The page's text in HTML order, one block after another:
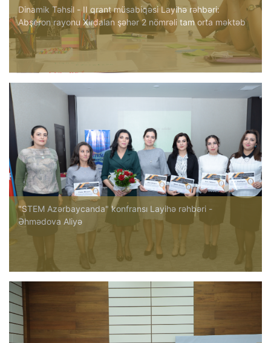
Dinamik Təhsil - II qrant müsabiqəsi Layihə rəhbəri:
Abşeron rayonu Xırdalan şəhər 2 nömrəli tam orta məktəb
"STEM Azərbaycanda" konfransı Layihə rəhbəri -
Əhmədova Aliyə